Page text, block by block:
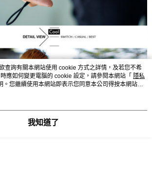
查詢有關本網站使用 cookie 方式之詳情，及若您不希
應如何變更電腦的 cookie 設定，請參閱本網站「 隱私
。您繼續使用本網站即表示您同意本公司得按本網站使
cookie。
我知道了